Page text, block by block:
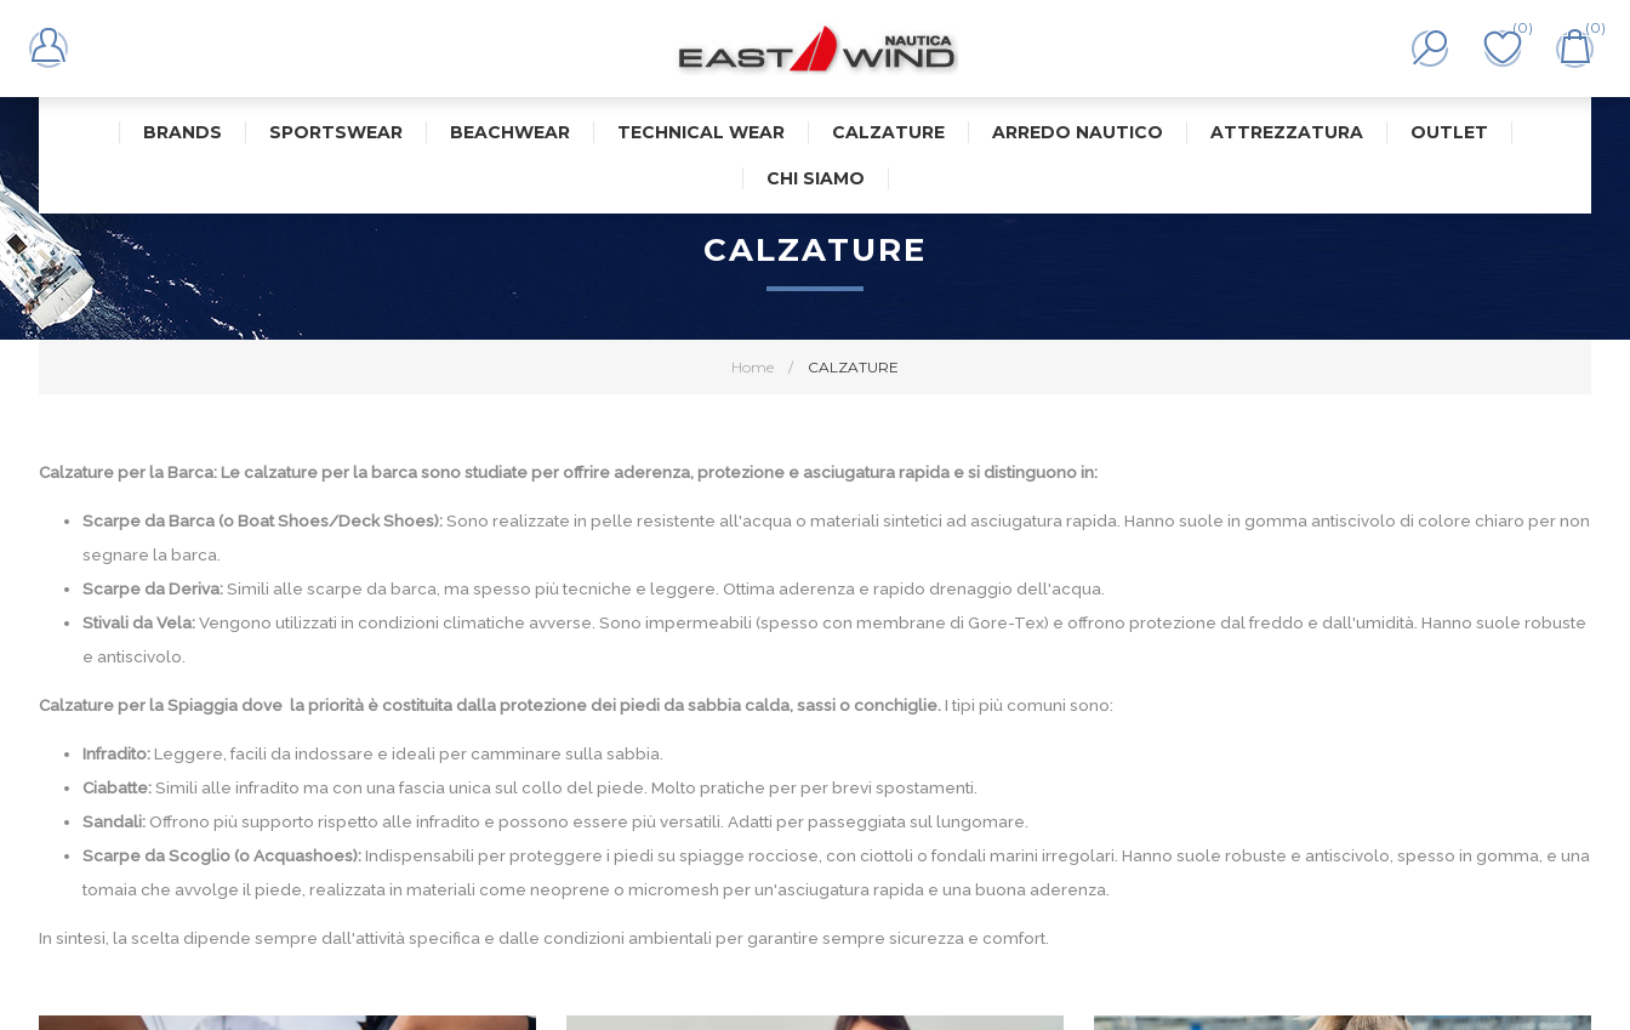
(0) (0)
BRANDS SPORTSWEAR BEACHWEAR TECHNICAL WEAR CALZATURE ARREDO NAUTICO ATTREZZATURA OUTLET
CHI SIAMO
Home / CALZATURE
CALZATURE
Calzature per la Barca: Le calzature per la barca sono studiate per offrire aderenza, protezione e asciugatura rapida e si distinguono in:
Scarpe da Barca (o Boat Shoes/Deck Shoes):Sono realizzate in pelle resistente all'acqua o materiali sintetici ad asciugatura rapida. Hanno suole in gomma antiscivolo di colore chiaro per non
segnare la barca.
Scarpe da Deriva:Simili alle scarpe da barca, ma spesso più tecniche e leggere. Ottima aderenza e rapido drenaggio dell'acqua.
Stivali da Vela:Vengono utilizzati in condizioni climatiche avverse. Sono impermeabili (spesso con membrane di Gore-Tex) e offrono protezione dal freddo e dall'umidità. Hanno suole robuste
e antiscivolo.
Calzature per la Spiaggia dove la priorità è costituita dalla protezione dei piedi da sabbia calda, sassi o conchiglie. I tipi più comuni sono:
Infradito: Leggere, facili da indossare e ideali per camminare sulla sabbia.
Ciabatte:Simili alle infradito ma con una fascia unica sul collo del piede. Molto pratiche per per brevi spostamenti.
Sandali: Offrono più supporto rispetto alle infradito e possono essere più versatili. Adatti per passeggiata sul lungomare.
Scarpe da Scoglio (o Acquashoes): Indispensabili per proteggere i piedi su spiagge rocciose, con ciottoli o fondali marini irregolari. Hanno suole robuste e antiscivolo, spesso in gomma, e una
tomaia che avvolge il piede, realizzata in materiali come neoprene o micromesh per un'asciugatura rapida e una buona aderenza.
In sintesi, la scelta dipende sempre dall'attività specifica e dalle condizioni ambientali per garantire sempre sicurezza e comfort.